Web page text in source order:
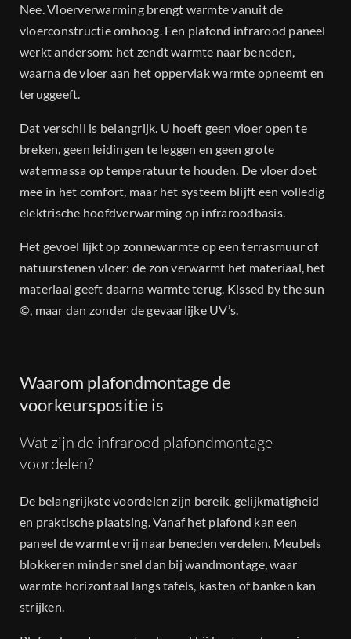
Nee. Vloerverwarming brengt warmte vanuit de
vloerconstructie omhoog. Een plafond infrarood paneel
werkt andersom: het zendt warmte naar beneden,
waarna de vloer aan het oppervlak warmte opneemt en
teruggeeft.
Dat verschil is belangrijk. U hoeft geen vloer open te
breken, geen leidingen te leggen en geen grote
watermassa op temperatuur te houden. De vloer doet
mee in het comfort, maar het systeem blijft een volledig
elektrische hoofdverwarming op infraroodbasis.
Het gevoel lijkt op zonnewarmte op een terrasmuur of
natuurstenen vloer: de zon verwarmt het materiaal, het
materiaal geeft daarna warmte terug. Kissed by the sun
©, maar dan zonder de gevaarlijke UV’s.
Waarom plafondmontage de
voorkeurspositie is
Wat zijn de infrarood plafondmontage
voordelen?
De belangrijkste voordelen zijn bereik, gelijkmatigheid
en praktische plaatsing. Vanaf het plafond kan een
paneel de warmte vrij naar beneden verdelen. Meubels
blokkeren minder snel dan bij wandmontage, waar
warmte horizontaal langs tafels, kasten of banken kan
strijken.